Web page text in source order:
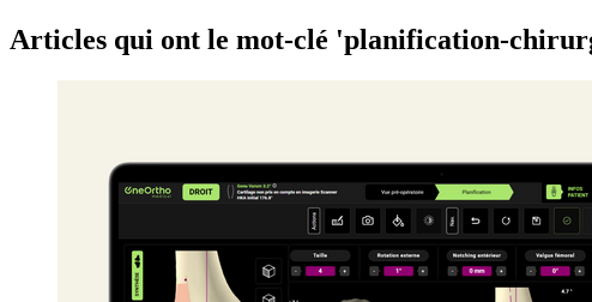
Articles qui ont le mot-clé 'planification-